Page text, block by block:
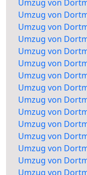
Umzug von
Umzug von
Umzug von
Umzug von
Umzug von
Umzug von
Umzug von
Umzug von
Umzug von
Umzug von
Umzug von
Umzug von
Umzug von
Umzug von
Umzug von